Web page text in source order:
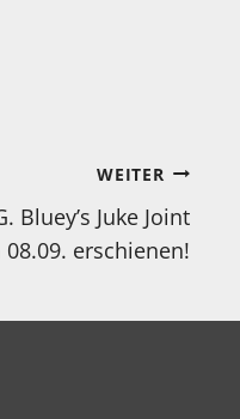
WEITER
Bluey’s Juke Joint
erschienen!